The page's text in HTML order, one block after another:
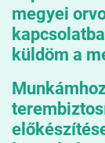
megyei
küldöm a